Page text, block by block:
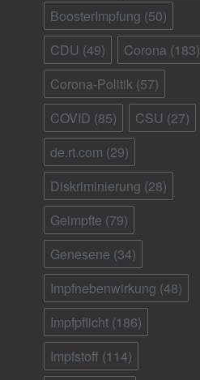
BoosterImpfung (50)
CDU (49) Corona (183)
Corona-Politik (57)
COVID (85) CSU (27)
de.rt.com (29)
Diskriminierung (28)
Geimpfte (79)
Genesene (34)
Impfnebenwirkung (48)
Impfpflicht (186)
Impfstoff (114)